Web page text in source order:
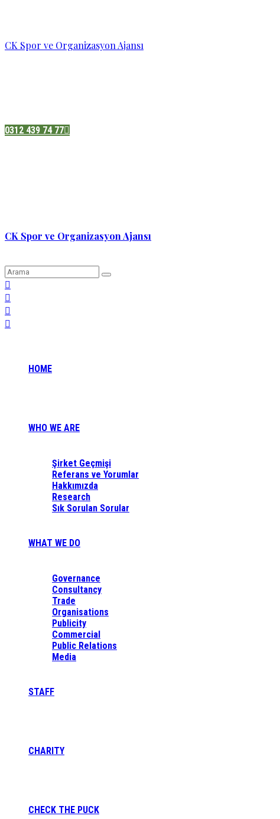
CK Spor ve Organizasyon Ajansı
0312 439 74 77
CK Spor ve Organizasyon Ajansı
HOME
WHO WE ARE
Şirket Geçmişi
Referans ve Yorumlar
Hakkımızda
Research
Sık Sorulan Sorular
WHAT WE DO
Governance
Consultancy
Trade
Organisations
Publicity
Commercial
Public Relations
Media
STAFF
CHARITY
CHECK THE PUCK